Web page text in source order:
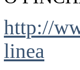
http://
linea